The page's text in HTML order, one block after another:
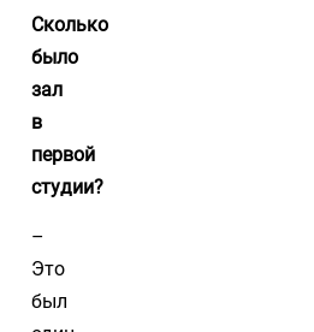
Сколько
было
зал
в
первой
студии?
–
Это
был